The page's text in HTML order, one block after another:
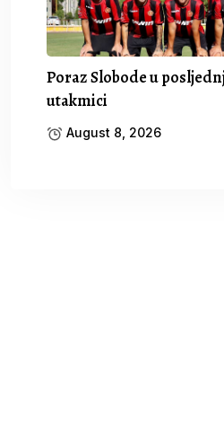
Poraz Slobode u
utakmici
August 8, 2026